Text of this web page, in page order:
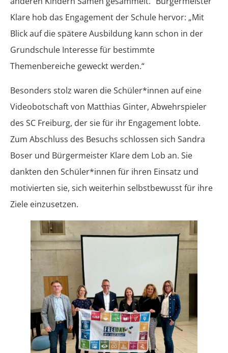
Klare hob das Engagement der Schule hervor: „Mit
Blick auf die spätere Ausbildung kann schon in der
Grundschule Interesse für bestimmte
Themenbereiche geweckt werden.“
Besonders stolz waren die Schüler*innen auf eine
Videobotschaft von Matthias Ginter, Abwehrspieler
des SC Freiburg, der sie für ihr Engagement lobte.
Zum Abschluss des Besuchs schlossen sich Sandra
Boser und Bürgermeister Klare dem Lob an. Sie
dankten den Schüler*innen für ihren Einsatz und
motivierten sie, sich weiterhin selbstbewusst für ihre
Ziele einzusetzen.